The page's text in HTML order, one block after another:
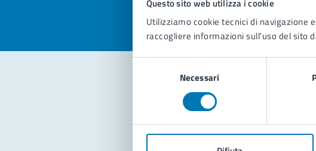
Questo sito web utilizza i cookie
Utilizziamo cookie tecnici di navigazione
raccogliere informazioni sull'uso del sito
Necessari
Contatta il
Leggi le